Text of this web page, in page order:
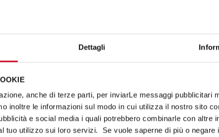
Dettagli
anche di terze parti, per inviarLe messaggi pubblicitari
inoltre le informazioni sul modo in cui utilizza il nostro sito
e social media i quali potrebbero combinarle con altre
tuo utilizzo sui loro servizi. Se vuole saperne di più o negare
DistribuzioneeSystem25.